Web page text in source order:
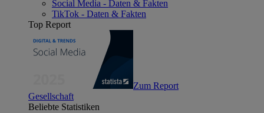
Social Media - Daten & Fakten
TikTok - Daten & Fakten
Top Report
Zum Report
Gesellschaft
Beliebte Statistiken